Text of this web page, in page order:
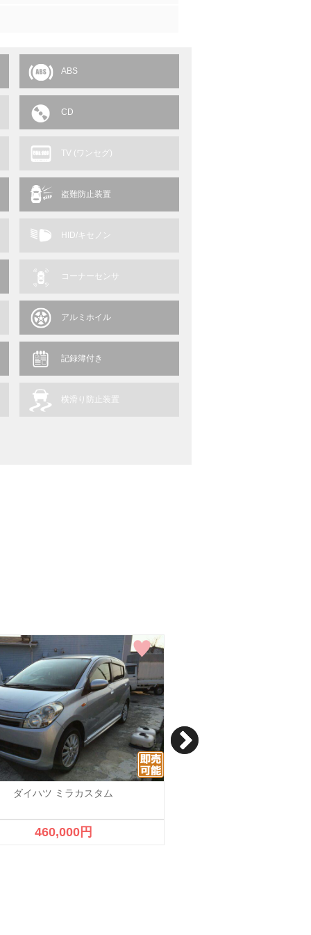
ABS
CD
TV (ワンセグ)
盗難防止装置
HID/キセノン
コーナーセンサ
アルミホイル
記録簿付き
横滑り防止装置
ダイハツ ミラカスタム
460,000円